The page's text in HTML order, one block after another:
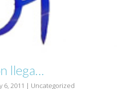
llega…
6, 2011 | Uncategorized